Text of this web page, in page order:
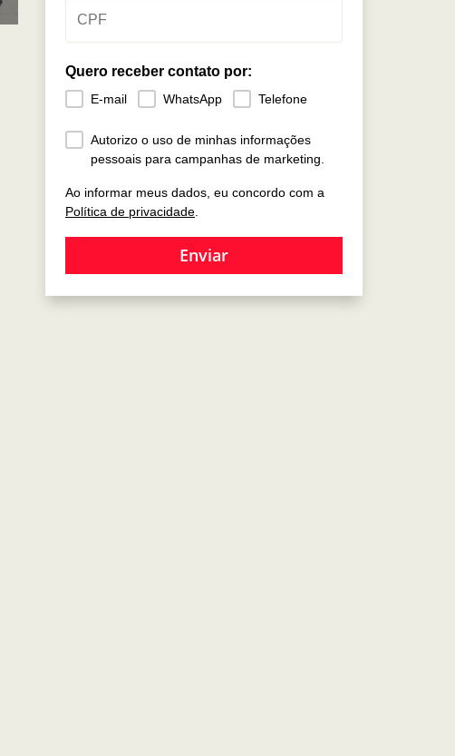
Quero receber contato por:
E-mail WhatsApp Telefone
Autorizo o uso de minhas informações
pessoais para campanhas de marketing.
Ao informar meus dados, eu concordo com a
Política de privacidade.
Enviar